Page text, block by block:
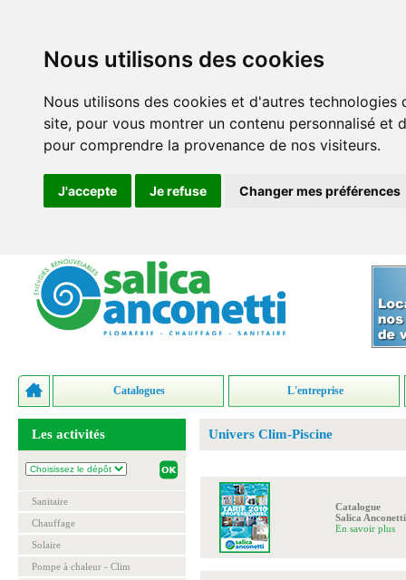
Nous utilisons des cookies
Nous utilisons des cookies et d'autres
site, pour vous montrer un contenu personnalisé
pour comprendre la provenance de nos visiteurs.
J'accepte Je refuse Changer mes préférences
Catalogues L'entreprise
Les activités
Sanitaire
Chauffage
Solaire
Pompe à chaleur - Clim
Univers Clim-Piscine
Catalogue
Salica Anconetti
En savoir plus